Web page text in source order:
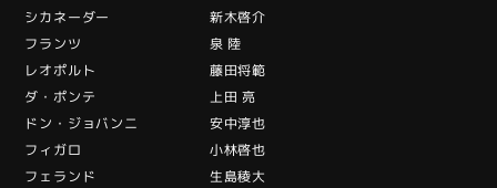
シカネーダー 新木啓介
フランツ 泉 陸
レオポルト 藤田将範
ダ・ポンテ 上田 亮
ドン・ジョバンニ 安中淳也
フィガロ 小林啓也
フェランド 生島稜大